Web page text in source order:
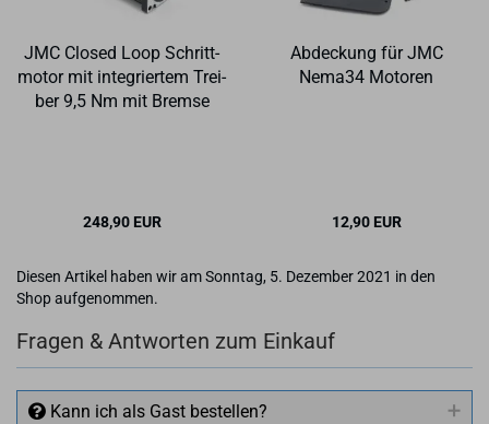
JMC Clo­sed Loop Schritt­
mo­tor mit in­te­grier­tem Trei­
ber 9,5 Nm mit Brem­se
248,90 EUR
Ab­de­ckung für JMC
Nema34 Mo­to­ren
12,90 EUR
Diesen Artikel haben wir am Sonntag, 5. Dezember 2021 in den
Shop aufgenommen.
Fragen & Antworten zum Einkauf
Kann ich als Gast bestellen?